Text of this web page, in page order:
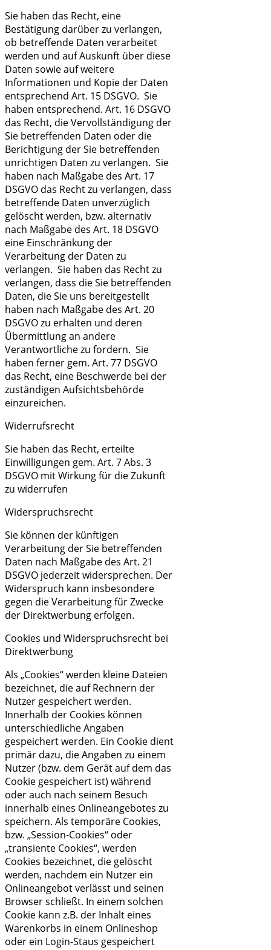
Sie haben das Recht, eine
Bestätigung darüber zu verlangen,
ob betreffende Daten verarbeitet
werden und auf Auskunft über diese
Daten sowie auf weitere
Informationen und Kopie der Daten
entsprechend Art. 15 DSGVO. Sie
haben entsprechend. Art. 16 DSGVO
das Recht, die Vervollständigung der
Sie betreffenden Daten oder die
Berichtigung der Sie betreffenden
unrichtigen Daten zu verlangen. Sie
haben nach Maßgabe des Art. 17
DSGVO das Recht zu verlangen, dass
betreffende Daten unverzüglich
gelöscht werden, bzw. alternativ
nach Maßgabe des Art. 18 DSGVO
eine Einschränkung der
Verarbeitung der Daten zu
verlangen. Sie haben das Recht zu
verlangen, dass die Sie betreffenden
Daten, die Sie uns bereitgestellt
haben nach Maßgabe des Art. 20
DSGVO zu erhalten und deren
Übermittlung an andere
Verantwortliche zu fordern. Sie
haben ferner gem. Art. 77 DSGVO
das Recht, eine Beschwerde bei der
zuständigen Aufsichtsbehörde
einzureichen.
Widerrufsrecht
Sie haben das Recht, erteilte
Einwilligungen gem. Art. 7 Abs. 3
DSGVO mit Wirkung für die Zukunft
zu widerrufen
Widerspruchsrecht
Sie können der künftigen
Verarbeitung der Sie betreffenden
Daten nach Maßgabe des Art. 21
DSGVO jederzeit widersprechen. Der
Widerspruch kann insbesondere
gegen die Verarbeitung für Zwecke
der Direktwerbung erfolgen.
Cookies und Widerspruchsrecht bei
Direktwerbung
Als „Cookies“ werden kleine Dateien
bezeichnet, die auf Rechnern der
Nutzer gespeichert werden.
Innerhalb der Cookies können
unterschiedliche Angaben
gespeichert werden. Ein Cookie dient
primär dazu, die Angaben zu einem
Nutzer (bzw. dem Gerät auf dem das
Cookie gespeichert ist) während
oder auch nach seinem Besuch
innerhalb eines Onlineangebotes zu
speichern. Als temporäre Cookies,
bzw. „Session-Cookies“ oder
„transiente Cookies“, werden
Cookies bezeichnet, die gelöscht
werden, nachdem ein Nutzer ein
Onlineangebot verlässt und seinen
Browser schließt. In einem solchen
Cookie kann z.B. der Inhalt eines
Warenkorbs in einem Onlineshop
oder ein Login-Staus gespeichert